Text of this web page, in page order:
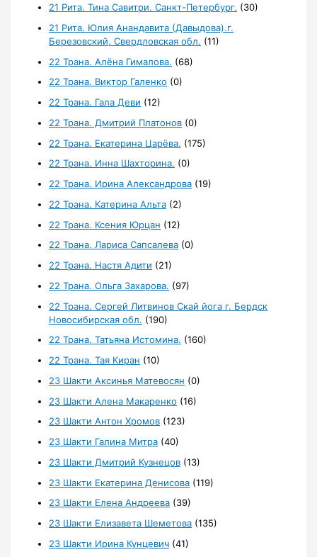
21 Рита. Тина Савитри. Санкт-Петербург. (30)
21 Рита. Юлия Анандавита (Давыдова).г.
Березовский, Свердловская обл. (11)
22 Трана. Алёна Гималова. (68)
22 Трана. Виктор Галенко (0)
22 Трана. Гала Деви (12)
22 Трана. Дмитрий Платонов (0)
22 Трана. Екатерина Царёва. (175)
22 Трана. Инна Шахторина. (0)
22 Трана. Ирина Александрова (19)
22 Трана. Катерина Альта (2)
22 Трана. Ксения Юрцан (12)
22 Трана. Лариса Сапсалева (0)
22 Трана. Настя Адити (21)
22 Трана. Ольга Захарова. (97)
22 Трана. Сергей Литвинов Скай йога г. Бердск
Новосибирская обл. (190)
22 Трана. Татьяна Истомина. (160)
22 Трана. Тая Киран (10)
23 Шакти Аксинья Матевосян (0)
23 Шакти Алена Макаренко (16)
23 Шакти Антон Хромов (123)
23 Шакти Галина Митра (40)
23 Шакти Дмитрий Кузнецов (13)
23 Шакти Екатерина Денисова (119)
23 Шакти Елена Андреева (39)
23 Шакти Елизавета Шеметова (135)
23 Шакти Ирина Кунцевич (41)